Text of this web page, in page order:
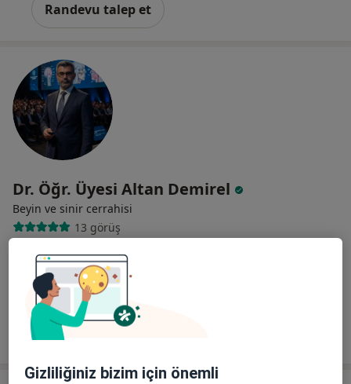
Randevu talep et
Dr. Öğr. Üyesi Altan Demirel
Beyin ve sinir cerrahisi
13 görüş
Özel Levent Hastanesi
Randevu talep et
Gizliliğiniz bizim için önemli